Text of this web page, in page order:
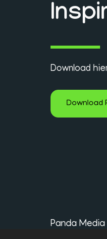
Download
Download
Panda Media